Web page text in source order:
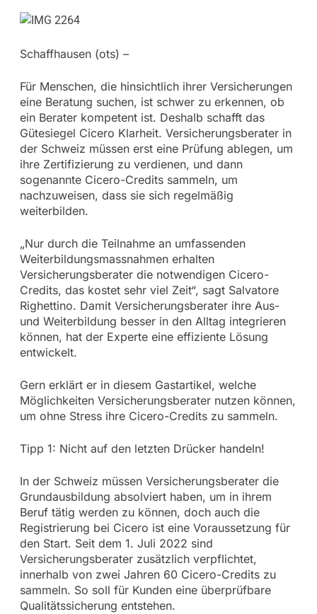
Schaffhausen (ots) –
Für Menschen, die hinsichtlich ihrer Versicherungen
eine Beratung suchen, ist schwer zu erkennen, ob
ein Berater kompetent ist. Deshalb schafft das
Gütesiegel Cicero Klarheit. Versicherungsberater in
der Schweiz müssen erst eine Prüfung ablegen, um
ihre Zertifizierung zu verdienen, und dann
sogenannte Cicero-Credits sammeln, um
nachzuweisen, dass sie sich regelmäßig
weiterbilden.
„Nur durch die Teilnahme an umfassenden
Weiterbildungsmassnahmen erhalten
Versicherungsberater die notwendigen Cicero-
Credits, das kostet sehr viel Zeit“, sagt Salvatore
Righettino. Damit Versicherungsberater ihre Aus-
und Weiterbildung besser in den Alltag integrieren
können, hat der Experte eine effiziente Lösung
entwickelt.
Gern erklärt er in diesem Gastartikel, welche
Möglichkeiten Versicherungsberater nutzen können,
um ohne Stress ihre Cicero-Credits zu sammeln.
Tipp 1: Nicht auf den letzten Drücker handeln!
In der Schweiz müssen Versicherungsberater die
Grundausbildung absolviert haben, um in ihrem
Beruf tätig werden zu können, doch auch die
Registrierung bei Cicero ist eine Voraussetzung für
den Start. Seit dem 1. Juli 2022 sind
Versicherungsberater zusätzlich verpflichtet,
innerhalb von zwei Jahren 60 Cicero-Credits zu
sammeln. So soll für Kunden eine überprüfbare
Qualitätssicherung entstehen.